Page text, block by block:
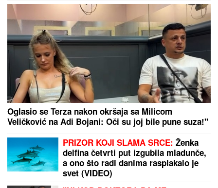
BOGATI PEKAR MUČEN I UBIJEN! U
"Blicu uživo" istražujemo ko ga je
tipovao pre zverskog zločina